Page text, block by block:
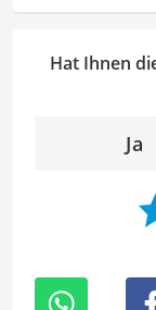
Autoren dabei
effektiv zu
Interessen,
dass die Texte
ansprechend
Hat Ihnen
Ja